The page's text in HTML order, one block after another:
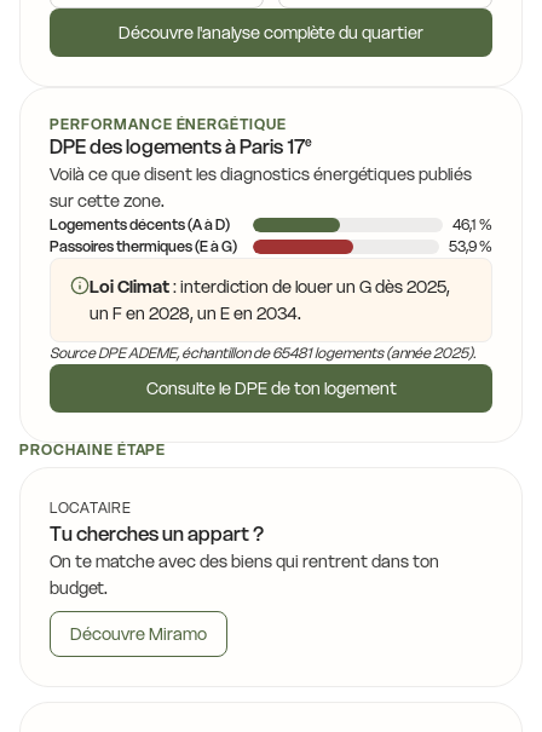
Découvre l'analyse complète du quartier
PERFORMANCE ÉNERGÉTIQUE
DPE des logements àParis 17e
Voilà ce que disent les diagnostics énergétiques publiés
sur cette zone.
Logements décents (A à D)
46,1 %
Passoires thermiques (E à G)
53,9 %
Loi Climat: interdiction de louer un G dès 2025,
un F en 2028, un E en 2034.
Source DPE ADEME, échantillon de 65481 logements (année 2025).
Consulte le DPE de ton logement
PROCHAINE ÉTAPE
LOCATAIRE
Tu cherches un appart ?
On te matche avec des biens qui rentrent dans ton
budget.
Découvre Miramo